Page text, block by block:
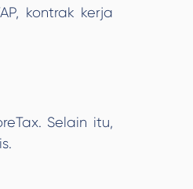
kontrak kerja
Selain itu,